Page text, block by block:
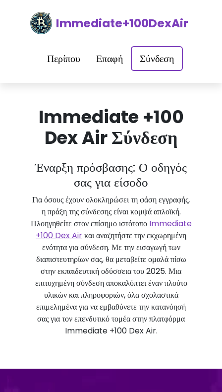
Immediate+100DexAir
Περίπου Επαφή Σύνδεση
Immediate +100
Dex Air Σύνδεση
Έναρξη πρόσβασης: Ο οδηγός
σας για είσοδο
Για όσους έχουν ολοκληρώσει τη φάση εγγραφής,
η πράξη της σύνδεσης είναι κομψά απλοϊκή.
Πλοηγηθείτε στον επίσημο ιστότοπο Immediate
+100 Dex Airκαι αναζητήστε την εκχωρημένη
ενότητα για σύνδεση. Με την εισαγωγή των
διαπιστευτηρίων σας, θα μεταβείτε ομαλά πίσω
στην εκπαιδευτική οδύσσεια του 2025. Μια
επιτυχημένη σύνδεση αποκαλύπτει έναν πλούτο
υλικών και πληροφοριών, όλα σχολαστικά
επιμελημένα για να εμβαθύνετε την κατανόησή
σας για τον επενδυτικό τομέα στην πλατφόρμα
Immediate +100 Dex Air.